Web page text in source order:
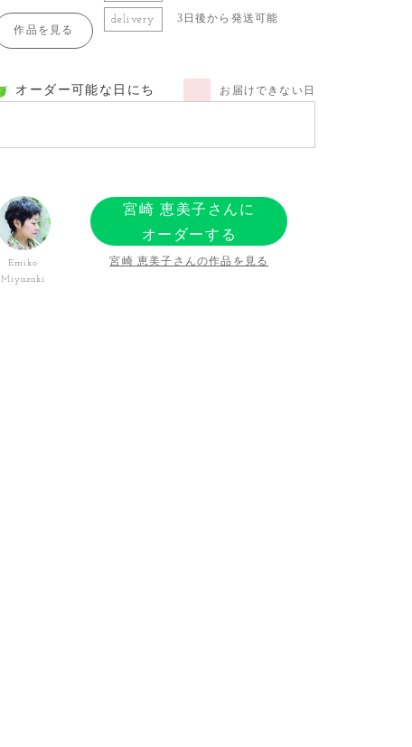
作品を見る
delivery 3日後から発送可能
オーダー可能な日にち お届けできない日
Emiko
Miyazaki
宮崎 恵美子さんに
オーダーする
宮崎 恵美子さんの作品を見る